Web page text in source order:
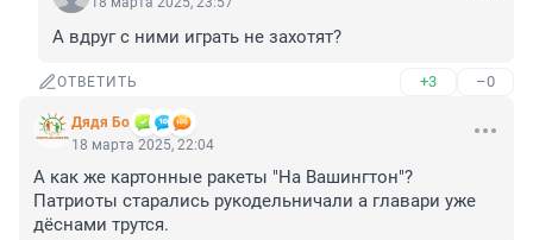
А вдруг с ними играть не захотят?
ОТВЕТИТЬ +3 –0
Дядя Бо
18 марта 2025, 22:04
А как же картонные ракеты "На Вашингтон"?
Патриоты старались рукодельничали а главари уже
дёснами трутся.